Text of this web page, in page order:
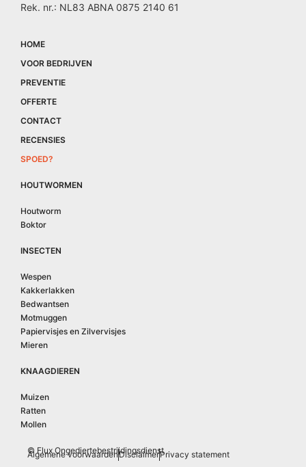
Rek. nr.: NL83 ABNA 0875 2140 61
HOME
VOOR BEDRIJVEN
PREVENTIE
OFFERTE
CONTACT
RECENSIES
SPOED?
HOUTWORMEN
Houtworm
Boktor
INSECTEN
Wespen
Kakkerlakken
Bedwantsen
Motmuggen
Papiervisjes en Zilvervisjes
Mieren
KNAAGDIEREN
Muizen
Ratten
Mollen
© Flux Ongediertebestrijdingsdienst
Algemene voorwaardenDisclaimerPrivacy statement